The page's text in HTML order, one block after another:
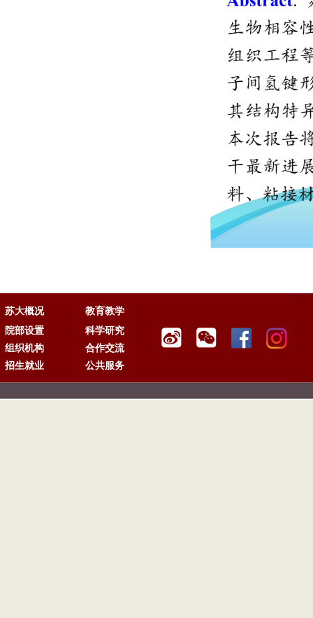
苏大概况
教育教学
院部设置
科学研究
组织机构
合作交流
招生就业
公共服务